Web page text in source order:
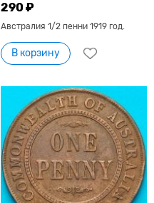
290 ₽
Австралия 1/2 пенни 1919 год.
В корзину